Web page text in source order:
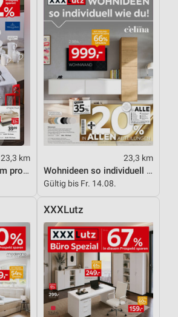
23,3 km
Bis zu 62% in diesem prospekt
23,3 km
Wohnideen so individuell wie du!
Gültig bis Fr. 14.08.
XXXLutz